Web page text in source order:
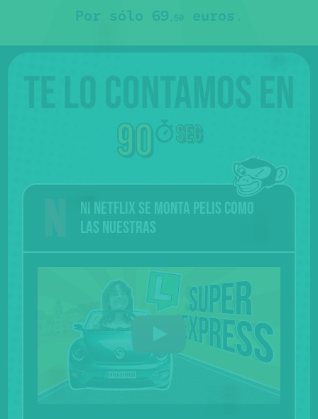
Por sólo 69 ,50
Ni Netflix se monta pelis como
las nuestras
90
seg